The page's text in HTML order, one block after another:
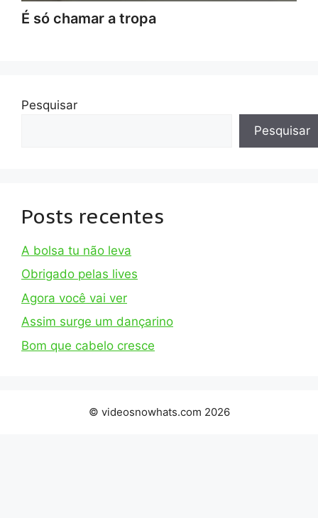
É só chamar a tropa
Pesquisar
Pesquisar
Posts recentes
A bolsa tu não leva
Obrigado pelas lives
Agora você vai ver
Assim surge um dançarino
Bom que cabelo cresce
© videosnowhats.com 2026